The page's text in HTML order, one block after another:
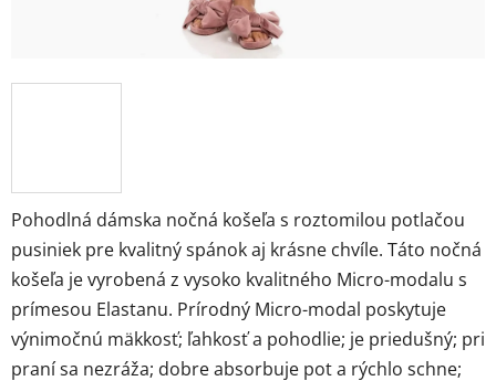
Pohodlná dámska nočná košeľa s roztomilou potlačou
pusiniek pre kvalitný spánok aj krásne chvíle. Táto nočná
košeľa je vyrobená z vysoko kvalitného Micro-modalu s
prímesou Elastanu. Prírodný Micro-modal poskytuje
výnimočnú mäkkosť; ľahkosť a pohodlie; je priedušný; pri
praní sa nezráža; dobre absorbuje pot a rýchlo schne;